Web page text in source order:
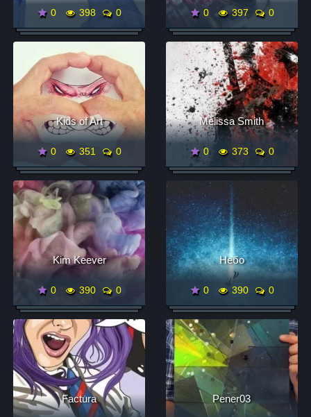
0 398 0 0 397 0
Kids of Art
0 351 0
Melissa Smith
0 373 0
Kim Keever
0 390 0
Небо
0 390 0
Factura Pener03